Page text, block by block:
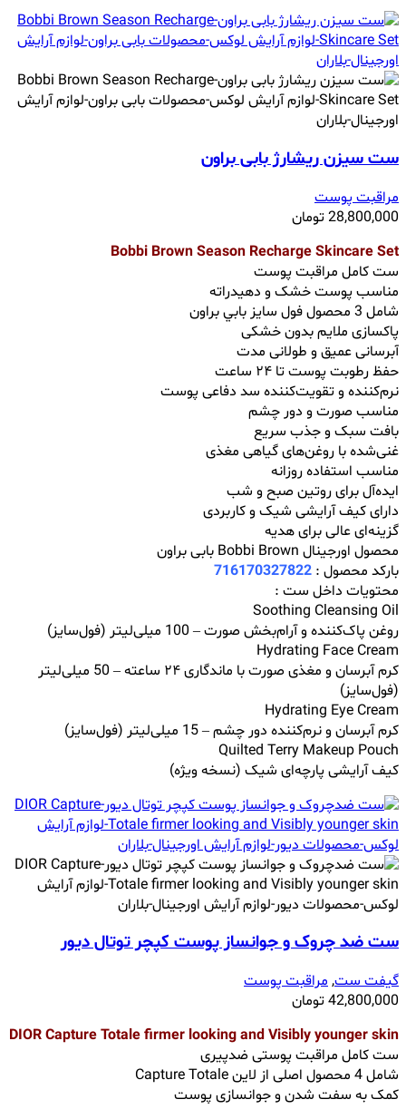
ست سیزن ریشارژ بابی براون
مراقبت پوست
28,800,000تومان
Bobbi Brown Season Recharge Skincare Set
ست کامل مراقبت پوست
مناسب پوست خشک و دهیدراته
شامل 3 محصول فول ‌سایز بابي براون
پاکسازی ملایم بدون خشکی
آبرسانی عمیق و طولانی مدت
حفظ رطوبت پوست تا ۲۴ ساعت
نرم‌کننده و تقویت‌کننده سد دفاعی پوست
مناسب صورت و دور چشم
بافت سبک و جذب سریع
غنی‌شده با روغن‌های گیاهی مغذی
مناسب استفاده روزانه
ایده‌آل برای روتین صبح و شب
دارای کیف آرایشی شیک و کاربردی
گزینه‌ای عالی برای هدیه
محصول اورجینال Bobbi Brown بابی براون
بارکد محصول : 716170327822
محتویات داخل ست :
Soothing Cleansing Oil
روغن پاک‌کننده و آرام‌بخش صورت – 100 میلی‌لیتر (فول‌سایز)
Hydrating Face Cream
کرم آبرسان و مغذی صورت با ماندگاری ۲۴ ساعته – 50 میلی‌لیتر
(فول‌سایز)
Hydrating Eye Cream
کرم آبرسان و نرم‌کننده دور چشم – 15 میلی‌لیتر (فول‌سایز)
Quilted Terry Makeup Pouch
کیف آرایشی پارچه‌ای شیک (نسخه ویژه)
ست ضد چروک و جوانساز پوست کپچر توتال دیور
گیفت ست,مراقبت پوست
42,800,000تومان
DIOR Capture Totale firmer looking and Visibly younger skin
ست کامل مراقبت پوستی ضدپیری
شامل 4 محصول اصلی از لاین Capture Totale
کمک به سفت شدن و جوانسازی پوست